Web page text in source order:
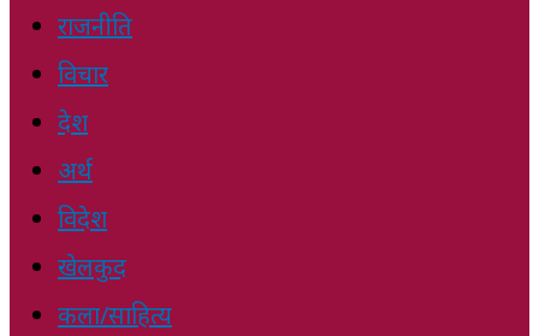
राजनीति
विचार
देश
अर्थ
विदेश
खेलकुद
कला/साहित्य